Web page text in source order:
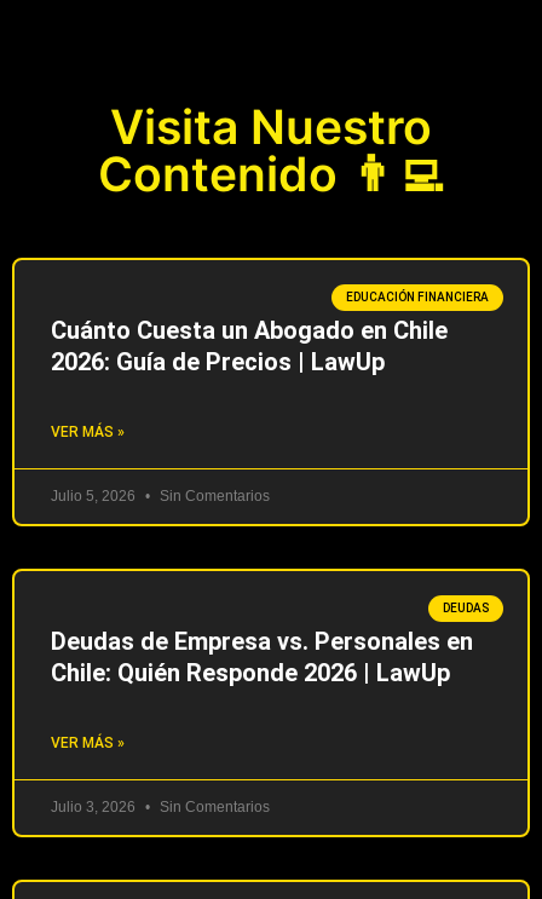
Visita Nuestro
Contenido 👨‍💻
EDUCACIÓN FINANCIERA
Cuánto Cuesta un Abogado en Chile
2026: Guía de Precios | LawUp
VER MÁS »
Julio 5, 2026 Sin Comentarios
DEUDAS
Deudas de Empresa vs. Personales en
Chile: Quién Responde 2026 | LawUp
VER MÁS »
Julio 3, 2026 Sin Comentarios